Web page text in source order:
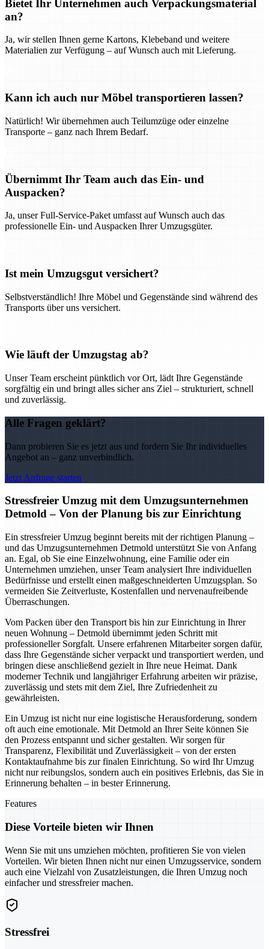
Bietet Ihr Unternehmen auch Verpackungsmaterial
an?
Ja, wir stellen Ihnen gerne Kartons, Klebeband und weitere
Materialien zur Verfügung – auf Wunsch auch mit Lieferung.
Kann ich auch nur Möbel transportieren lassen?
Natürlich! Wir übernehmen auch Teilumzüge oder einzelne
Transporte – ganz nach Ihrem Bedarf.
Übernimmt Ihr Team auch das Ein- und
Auspacken?
Ja, unser Full-Service-Paket umfasst auf Wunsch auch das
professionelle Ein- und Auspacken Ihrer Umzugsgüter.
Ist mein Umzugsgut versichert?
Selbstverständlich! Ihre Möbel und Gegenstände sind während des
Transports über uns versichert.
Wie läuft der Umzugstag ab?
Unser Team erscheint pünktlich vor Ort, lädt Ihre Gegenstände
sorgfältig ein und bringt alles sicher ans Ziel – strukturiert, schnell
und zuverlässig.
Alle Fragen geklärt?
Dann probieren Sie es jetzt aus und fordern Sie Ihr individuelles
Angebot an – ganz unverbindlich.
Jetzt Anfrage starten
Stressfreier Umzug mit dem Umzugsunternehmen
Detmold – Von der Planung bis zur Einrichtung
Ein stressfreier Umzug beginnt bereits mit der richtigen Planung –
und das Umzugsunternehmen Detmold unterstützt Sie von Anfang
an. Egal, ob Sie eine Einzelwohnung, eine Familie oder ein
Unternehmen umziehen, unser Team analysiert Ihre individuellen
Bedürfnisse und erstellt einen maßgeschneiderten Umzugsplan. So
vermeiden Sie Zeitverluste, Kostenfallen und nervenaufreibende
Überraschungen.
Vom Packen über den Transport bis hin zur Einrichtung in Ihrer
neuen Wohnung – Detmold übernimmt jeden Schritt mit
professioneller Sorgfalt. Unsere erfahrenen Mitarbeiter sorgen dafür,
dass Ihre Gegenstände sicher verpackt und transportiert werden, und
bringen diese anschließend gezielt in Ihre neue Heimat. Dank
moderner Technik und langjähriger Erfahrung arbeiten wir präzise,
zuverlässig und stets mit dem Ziel, Ihre Zufriedenheit zu
gewährleisten.
Ein Umzug ist nicht nur eine logistische Herausforderung, sondern
oft auch eine emotionale. Mit Detmold an Ihrer Seite können Sie
den Prozess entspannt und sicher gestalten. Wir sorgen für
Transparenz, Flexibilität und Zuverlässigkeit – von der ersten
Kontaktaufnahme bis zur finalen Einrichtung. So wird Ihr Umzug
nicht nur reibungslos, sondern auch ein positives Erlebnis, das Sie in
Erinnerung behalten – in bester Erinnerung.
Features
Diese Vorteile bieten wir Ihnen
Wenn Sie mit uns umziehen möchten, profitieren Sie von vielen
Vorteilen. Wir bieten Ihnen nicht nur einen Umzugsservice, sondern
auch eine Vielzahl von Zusatzleistungen, die Ihren Umzug noch
einfacher und stressfreier machen.
Stressfrei